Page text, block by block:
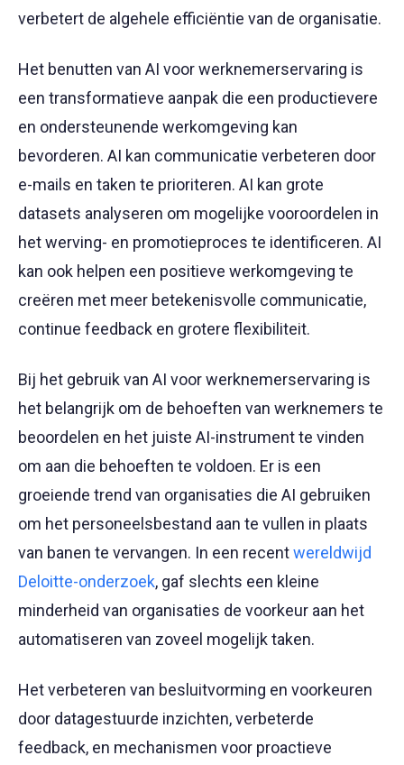
verbetert de algehele efficiëntie van de organisatie.
Het benutten van AI voor werknemerservaring is
een transformatieve aanpak die een productievere
en ondersteunende werkomgeving kan
bevorderen. AI kan communicatie verbeteren door
e-mails en taken te prioriteren. AI kan grote
datasets analyseren om mogelijke vooroordelen in
het werving- en promotieproces te identificeren. AI
kan ook helpen een positieve werkomgeving te
creëren met meer betekenisvolle communicatie,
continue feedback en grotere flexibiliteit.
Bij het gebruik van AI voor werknemerservaring is
het belangrijk om de behoeften van werknemers te
beoordelen en het juiste AI-instrument te vinden
om aan die behoeften te voldoen. Er is een
groeiende trend van organisaties die AI gebruiken
om het personeelsbestand aan te vullen in plaats
van banen te vervangen. In een recentwereldwijd
Deloitte-onderzoek, gaf slechts een kleine
minderheid van organisaties de voorkeur aan het
automatiseren van zoveel mogelijk taken.
Het verbeteren van besluitvorming en voorkeuren
door datagestuurde inzichten, verbeterde
feedback, en mechanismen voor proactieve